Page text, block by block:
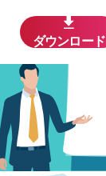
ダウンロード